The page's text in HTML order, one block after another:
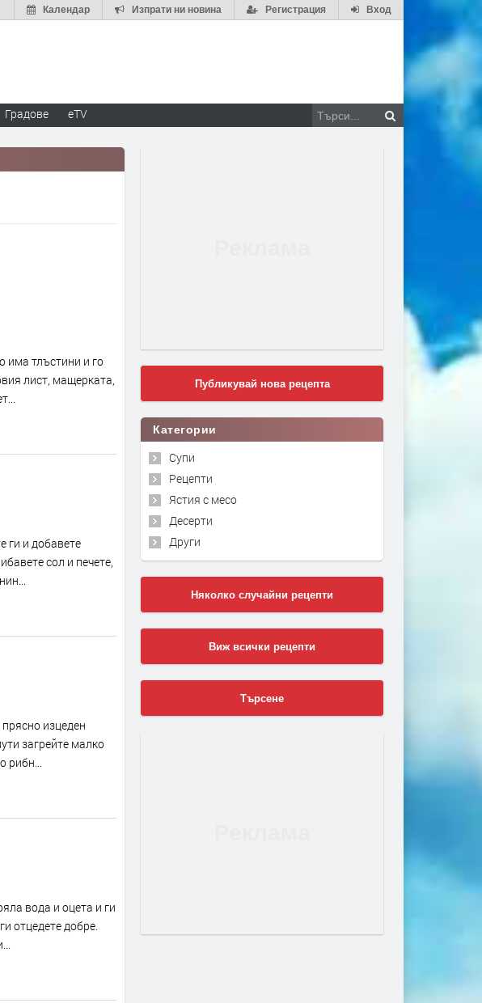
Вход
Регистрация
Изпрати ни новина
Календар
Градове eTV
има тлъстини и го
лист, мащерката,
ги и добавете
сол и печете,
изцеден
загрейте малко
рибн...
вода и оцета и ги
отцедете добре.
Публикувай нова рецепта
Категории
Супи
Рецепти
Ястия с месо
Десерти
Други
Няколко случайни рецепти
Виж всички рецепти
Търсене